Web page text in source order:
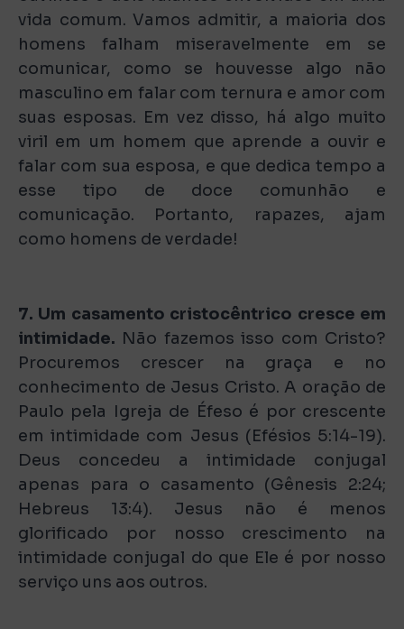
vida comum. Vamos admitir, a maioria dos
homens falham miseravelmente em se
comunicar, como se houvesse algo não
masculino em falar com ternura e amor com
suas esposas. Em vez disso, há algo muito
viril em um homem que aprende a ouvir e
falar com sua esposa, e que dedica tempo a
esse tipo de doce comunhão e
comunicação. Portanto, rapazes, ajam
como homens de verdade!
7. Um casamento cristocêntrico cresce em
intimidade. Não fazemos isso com Cristo?
Procuremos crescer na graça e no
conhecimento de Jesus Cristo. A oração de
Paulo pela Igreja de Éfeso é por crescente
em intimidade com Jesus (Efésios 5:14-19).
Deus concedeu a intimidade conjugal
apenas para o casamento (Gênesis 2:24;
Hebreus 13:4). Jesus não é menos
glorificado por nosso crescimento na
intimidade conjugal do que Ele é por nosso
serviço uns aos outros.